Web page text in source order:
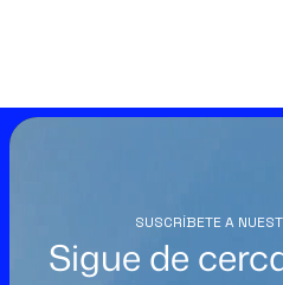
SUSCRÍBETE A
Sigue de